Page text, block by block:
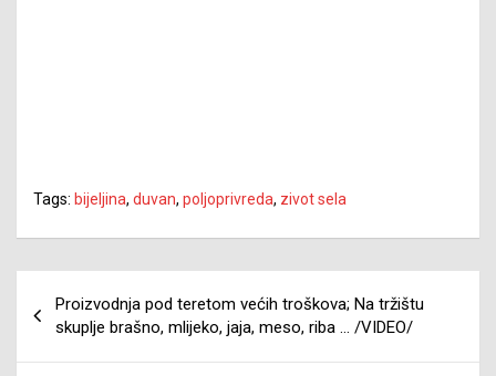
Tags: bijeljina, duvan, poljoprivreda, zivot sela
članaka
Proizvodnja pod teretom većih troškova; Na tržištu
skuplje brašno, mlijeko, jaja, meso, riba … /VIDEO/